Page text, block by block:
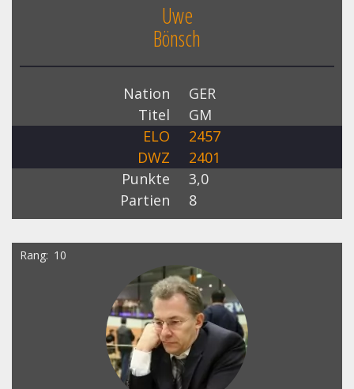
Uwe
Bönsch
Nation
GER
Titel
GM
ELO
2457
DWZ
2401
Punkte
3,0
Partien
8
Rang 10